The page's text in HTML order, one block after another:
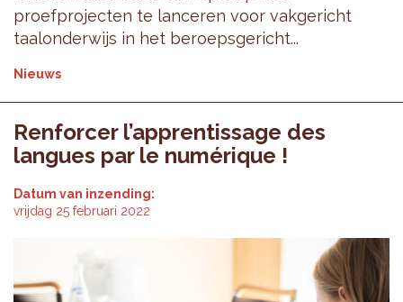
proefprojecten te lanceren voor vakgericht
taalonderwijs in het beroepsgericht...
Nieuws
Renforcer l’apprentissage des
langues par le numérique !
Datum van inzending:
vrijdag 25 februari 2022